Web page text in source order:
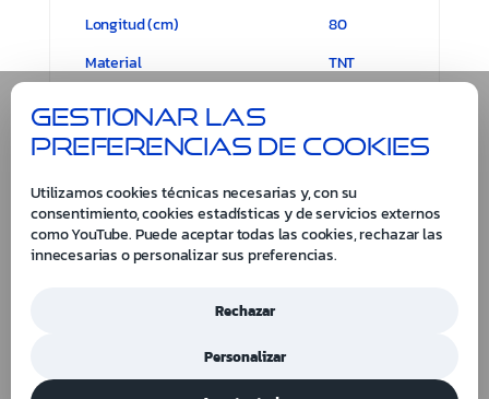
Longitud (cm)
80
Material
TNT
Gestionar las
preferencias de cookies
Utilizamos cookies técnicas necesarias y, con su
consentimiento, cookies estadísticas y de servicios externos
como YouTube. Puede aceptar todas las cookies, rechazar las
innecesarias o personalizar sus preferencias.
Rechazar
Personalizar